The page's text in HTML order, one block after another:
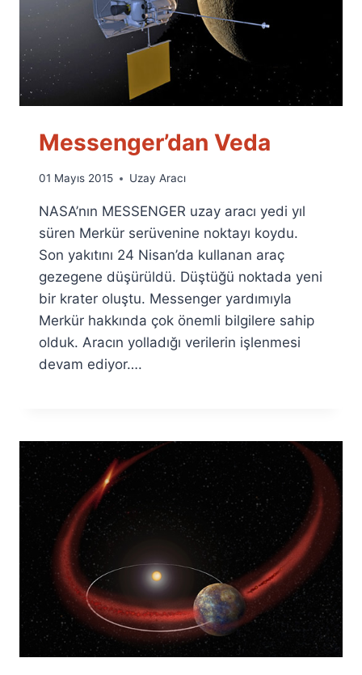
Messenger’dan Veda
By
Fuat
Özyar
01 Mayıs 2015 Uzay Aracı
NASA’nın MESSENGER uzay aracı yedi yıl
süren Merkür serüvenine noktayı koydu.
Son yakıtını 24 Nisan’da kullanan araç
gezegene düşürüldü. Düştüğü noktada yeni
bir krater oluştu. Messenger yardımıyla
Merkür hakkında çok önemli bilgilere sahip
olduk. Aracın yolladığı verilerin işlenmesi
devam ediyor….